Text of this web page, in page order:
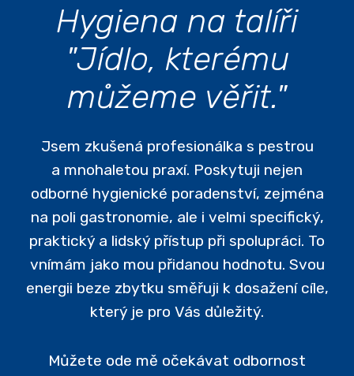
Hygiena na talíři
"Jídlo, kterému
můžeme věřit."
Jsem zkušená profesionálka s pestrou
a mnohaletou praxí. Poskytuji nejen
odborné hygienické poradenství, zejména
na poli gastronomie, ale i velmi specifický,
praktický a lidský přístup při spolupráci. To
vnímám jako mou přidanou hodnotu. Svou
energii beze zbytku směřuji k dosažení cíle,
který je pro Vás důležitý.
Můžete ode mě očekávat odbornost